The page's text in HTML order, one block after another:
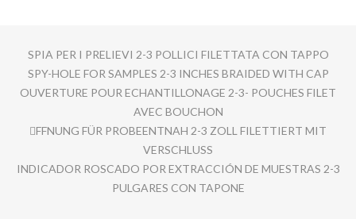
ACCESSO
LISTA DEI DESIDERI
SPIA PER I PRELIEVI 2-3 POLLICI FILETTATA CON TAPPO
SPY-HOLE FOR SAMPLES 2-3 INCHES BRAIDED WITH CAP
OUVERTURE POUR ECHANTILLONAGE 2-3- POUCHES FILET
AVEC BOUCHON
􀄍FFNUNG FÜR PROBEENTNAH 2-3 ZOLL FILETTIERT MIT
VERSCHLUSS
INDICADOR ROSCADO POR EXTRACCIÓN DE MUESTRAS 2-3
PULGARES CON TAPONE